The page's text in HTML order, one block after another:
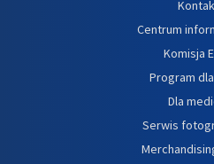
Centrum
Komisja
Program
Dla
Serwis